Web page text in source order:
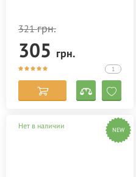
321грн.
305 грн.
1
Нет в наличии NEW